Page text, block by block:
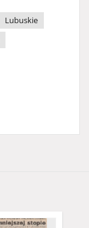
Lubuskie